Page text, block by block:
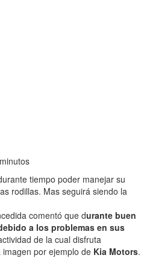
tiempo poder manejar su
rodillas. Mas seguirá siendo la
comentó que durante buen
a los problemas en sus
de la cual disfruta
por ejemplo de Kia Motors.